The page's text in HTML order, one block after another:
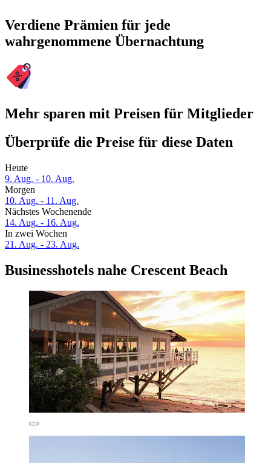
Verdiene Prämien für jede
wahrgenommene Übernachtung
Mehr sparen mit Preisen für Mitglieder
Überprüfe die Preise für diese Daten
Heute
9. Aug. - 10. Aug.
Morgen
10. Aug. - 11. Aug.
Nächstes Wochenende
14. Aug. - 16. Aug.
In zwei Wochen
21. Aug. - 23. Aug.
Businesshotels nahe Crescent Beach